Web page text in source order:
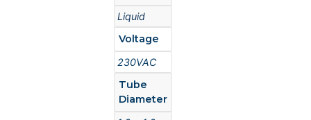
Liquid
Voltage
230VAC
Tube
Diameter